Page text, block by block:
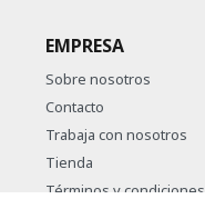
EMPRESA
Sobre nosotros
Contacto
Trabaja con nosotros
Tienda
Términos y condiciones